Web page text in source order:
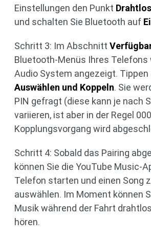
Einstellungen den Punkt
und schalten Sie Bluetooth auf
Schritt 3: Im Abschnitt
Bluetooth-Menüs Ihres Telefons
Audio System angezeigt. Tippen
Auswählen und Koppeln. Sie
PIN gefragt (diese kann je nach
variieren, ist aber in der Regel
Kopplungsvorgang wird
Schritt 4: Sobald das Pairing
können Sie die YouTube Music-
Telefon starten und einen Song
auswählen. Im Moment können
Musik während der Fahrt
hören.